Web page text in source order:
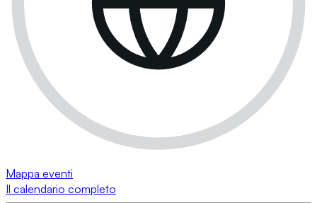
Mappa eventi
Il calendario completo